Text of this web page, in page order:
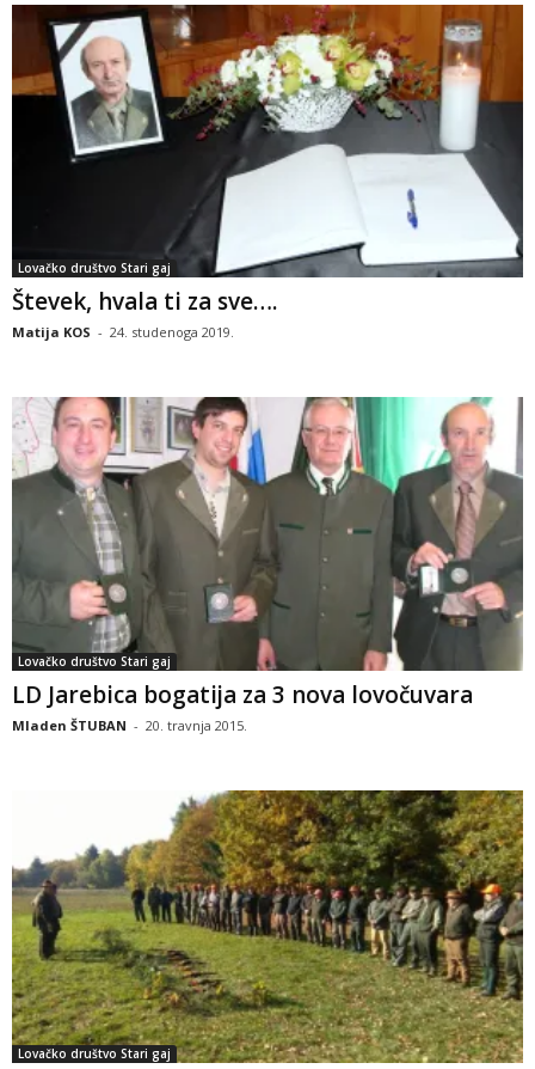
Lovačko društvo Stari gaj
Števek, hvala ti za sve….
Matija KOS - 24. studenoga 2019.
Lovačko društvo Stari gaj
LD Jarebica bogatija za 3 nova lovočuvara
Mladen ŠTUBAN - 20. travnja 2015.
Lovačko društvo Stari gaj